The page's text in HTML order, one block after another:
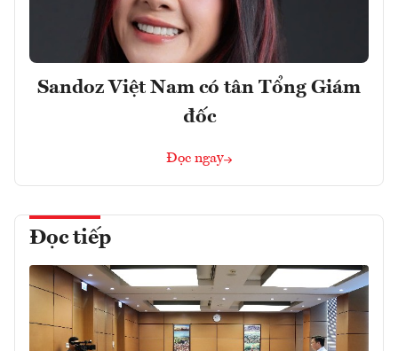
Sandoz Việt Nam có tân Tổng Giám
đốc
Đọc ngay
Đọc tiếp